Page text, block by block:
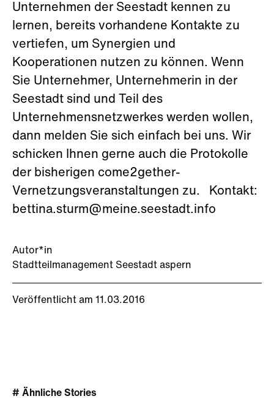
Autor*in
Stadtteilmanagement Seestadt aspern
Veröffentlicht am 11.03.2016
Unternehmen der Seestadt kennen zu
lernen, bereits vorhandene Kontakte zu
vertiefen, um Synergien und
Kooperationen nutzen zu können. Wenn
Sie Unternehmer, Unternehmerin in der
Seestadt sind und Teil des
Unternehmensnetzwerkes werden wollen,
dann melden Sie sich einfach bei uns. Wir
schicken Ihnen gerne auch die Protokolle
der bisherigen come2gether-
Vernetzungsveranstaltungen zu. Kontakt:
bettina.sturm@meine.seestadt.info
# Ähnliche Stories